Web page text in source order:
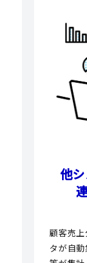
他
顧客売
タが自